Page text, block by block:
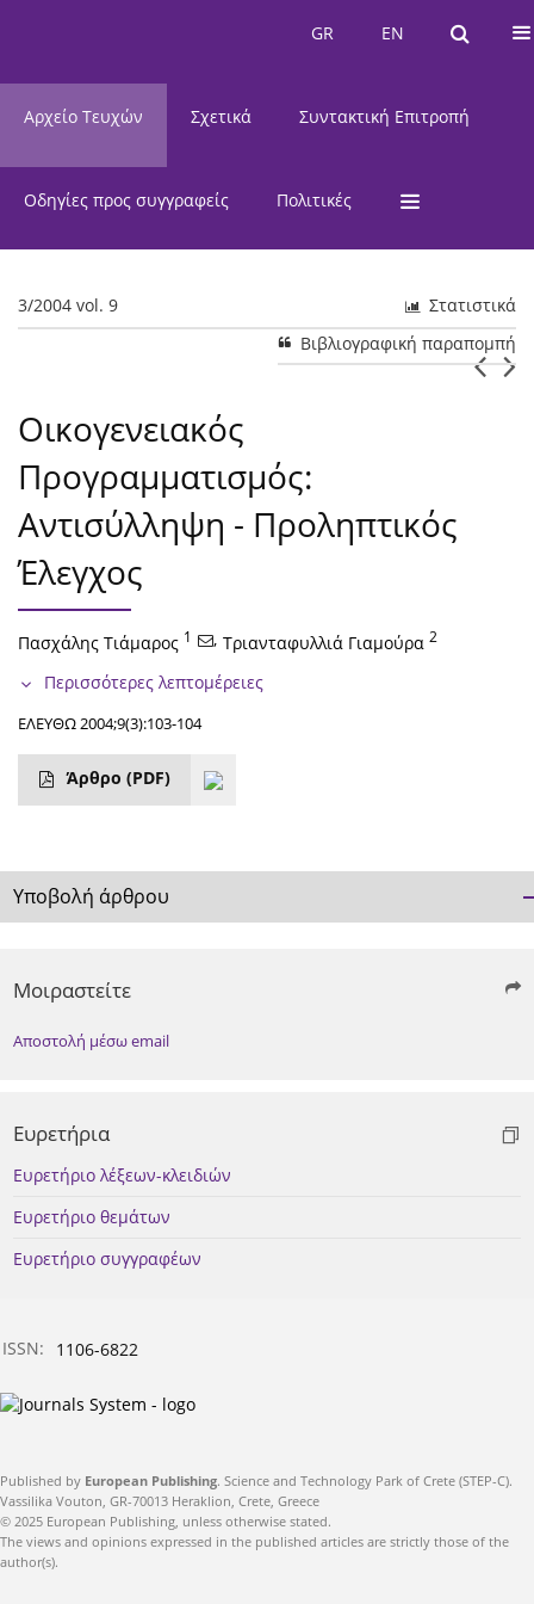
EN
GR EN
GR
Αρχείο Τευχών Σχετικά Συντακτική Επιτροπή
Οδηγίες προς συγγραφείς Πολιτικές
3/2004 vol. 9
Στατιστικά
Βιβλιογραφική παραπομπή
Οικογενειακός
Προγραμματισμός:
Αντισύλληψη - Προληπτικός
Έλεγχος
Πασχάλης Τιάμαρος 1 , Τριανταφυλλιά Γιαμούρα 2
Περισσότερες λεπτομέρειες
ΕΛΕΥΘΩ 2004;9(3):103-104
Άρθρο (PDF)
Υποβολή άρθρου
Μοιραστείτε
Αποστολή μέσω email
Ευρετήρια
Ευρετήριο λέξεων-κλειδιών
Ευρετήριο θεμάτων
Ευρετήριο συγγραφέων
ISSN: 1106-6822
Published by European Publishing. Science and Technology Park of Crete (STEP-C).
Vassilika Vouton, GR-70013 Heraklion, Crete, Greece
© 2025 European Publishing, unless otherwise stated.
The views and opinions expressed in the published articles are strictly those of the
author(s).